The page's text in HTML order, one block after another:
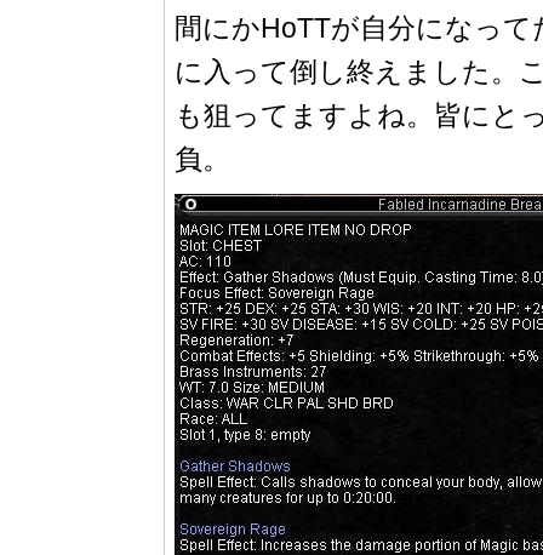
間にかHoTTが自分になっ
に入って倒し終えました。
も狙ってますよね。皆にと
負。